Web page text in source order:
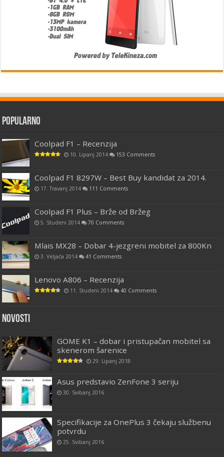
Popularno
Coolpad F1 – Recenzija
10. Lipanj 2014 153 Comments
Coolpad F1 8297W – Best Buy kandidat za 2014.
17. Travanj 2014 111 Comments
Coolpad F1 Plus – Brže od Bržeg
5. Studeni 2014 70 Comments
Mlais MX28 – Dobar 4-jezgreni mobitel za 800Kn
3. Veljača 2014 41 Comments
Lenovo A806 – Recenzija
11. Studeni 2014 40 Comments
Novosti
GOME K1 – dobar i pristupačan mobitel sa
skenerom šarenice
29. Lipanj 2018
Asus predstavio ZenFone 3 seriju
30. Svibanj 2016
Specifikacije za OnePlus 3 čekaju službenu
potvrdu
25. Svibanj 2016